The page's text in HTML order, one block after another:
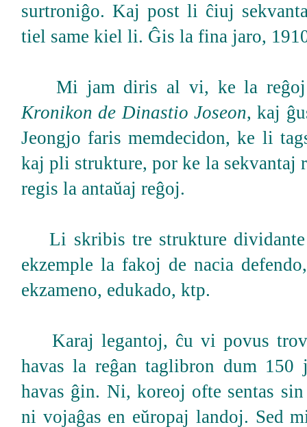
surtroniĝo. Kaj post li ĉiuj
tiel same kiel li. Ĝis la fina jaro,
Mi jam diris al vi, ke la reĝoj
Kronikon de Dinastio Joseon, kaj
Jeongjo faris memdecidon, ke li
kaj pli strukture, por ke la sekvantaj
regis la antaŭaj reĝoj.
Li skribis tre strukture dividante
ekzemple la fakoj de nacia
ekzameno, edukado, ktp.
Karaj legantoj, ĉu vi povus
havas la reĝan taglibron dum
havas ĝin. Ni, koreoj ofte sentas
ni vojaĝas en eŭropaj landoj. Sed